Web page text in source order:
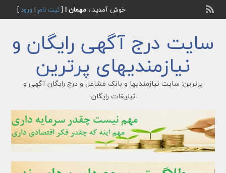
خوش آمدید ، مهمان ![ثبت نام | ورود]
سایت درج آگهی رایگان و
نیازمندیهای پرترین
پرترین: سایت نیازمندیها و بانک مشاغل و درج رایگان آگهی و
تبلیغات رایگان